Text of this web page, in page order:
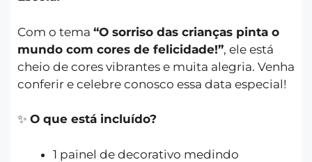
Com o tema “O sorriso das crianças pinta o
mundo com cores de felicidade!”, ele está
cheio de cores vibrantes e muita alegria. Venha
conferir e celebre conosco essa data especial!
✨ O que está incluído?
1 painel de decorativo medindo